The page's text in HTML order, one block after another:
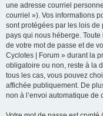
une adresse courriel
courriel »). Vos informations
sont protégées par les lois
pays qui nous héberge.
de votre mot de passe et de
Cyclotes | Forum » durant la
obligatoire ou non, reste à la
tous les cas, vous pouvez
affichée publiquement. De
non à l’envoi automatique